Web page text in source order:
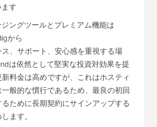
す
ングツールとプレミアム機能は
から
、サポート、安心感を重視する場
は依然として堅実な投資対効果を提
料金は高めですが、これはホスティ
般的な慣行であるため、最良の初回
ために長期契約にサインアップする
ます。